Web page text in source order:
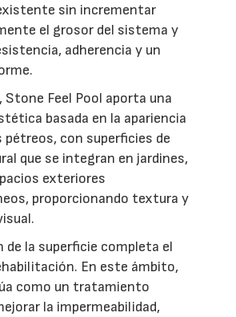
sin incrementar
el grosor del sistema y
adherencia y un
Stone Feel Pool aporta una
basada en la apariencia
pétreos, con superficies de
que se integran en jardines,
exteriores
proporcionando textura y
de la superficie completa el
En este ámbito,
como un tratamiento
la impermeabilidad,